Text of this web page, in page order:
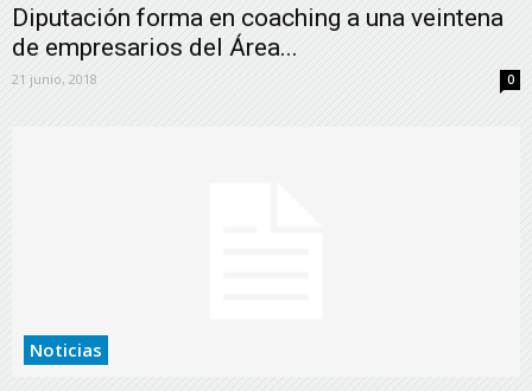
Diputación forma en coaching a una veintena
de empresarios del Área...
21 junio, 2018 0
Noticias